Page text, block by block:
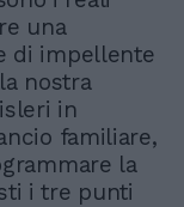
una
di impellente
nostra
in
familiare,
la
i tre punti